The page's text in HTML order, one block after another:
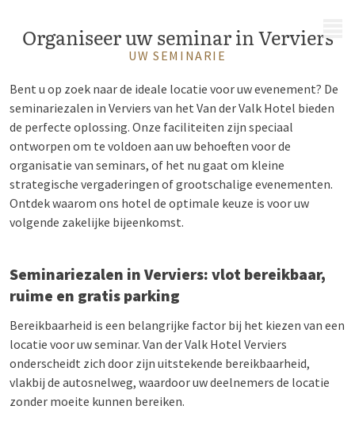
Organiseer uw seminar in Verviers
UW SEMINARIE
Bent u op zoek naar de ideale locatie voor uw evenement? De
seminariezalen in Verviers van het Van der Valk Hotel bieden
de perfecte oplossing. Onze faciliteiten zijn speciaal
ontworpen om te voldoen aan uw behoeften voor de
organisatie van seminars, of het nu gaat om kleine
strategische vergaderingen of grootschalige evenementen.
Ontdek waarom ons hotel de optimale keuze is voor uw
volgende zakelijke bijeenkomst.
Seminariezalen in Verviers: vlot bereikbaar,
ruime en gratis parking
Bereikbaarheid is een belangrijke factor bij het kiezen van een
locatie voor uw seminar. Van der Valk Hotel Verviers
onderscheidt zich door zijn uitstekende bereikbaarheid,
vlakbij de autosnelweg, waardoor uw deelnemers de locatie
zonder moeite kunnen bereiken.